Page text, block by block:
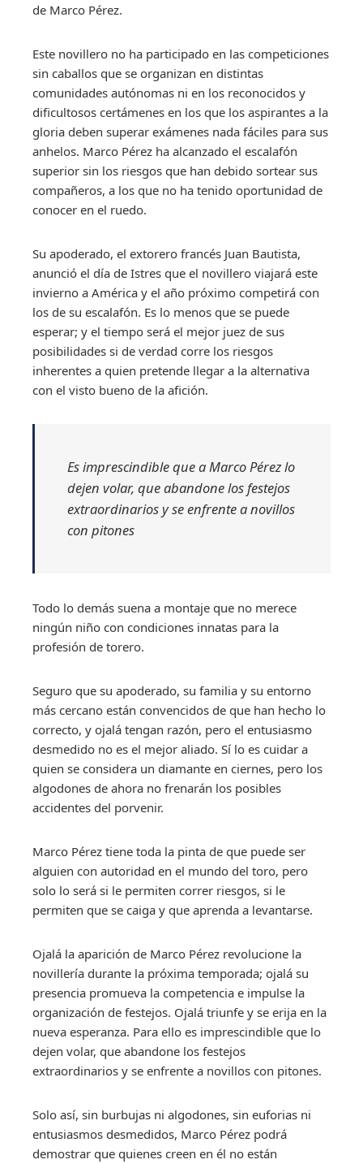
de Marco Pérez.
Este novillero no ha participado en las competiciones
sin caballos que se organizan en distintas
comunidades autónomas ni en los reconocidos y
dificultosos certámenes en los que los aspirantes a la
gloria deben superar exámenes nada fáciles para sus
anhelos. Marco Pérez ha alcanzado el escalafón
superior sin los riesgos que han debido sortear sus
compañeros, a los que no ha tenido oportunidad de
conocer en el ruedo.
Su apoderado, el extorero francés Juan Bautista,
anunció el día de Istres que el novillero viajará este
invierno a América y el año próximo competirá con
los de su escalafón. Es lo menos que se puede
esperar; y el tiempo será el mejor juez de sus
posibilidades si de verdad corre los riesgos
inherentes a quien pretende llegar a la alternativa
con el visto bueno de la afición.
Es imprescindible que a Marco Pérez lo
dejen volar, que abandone los festejos
extraordinarios y se enfrente a novillos
con pitones
Todo lo demás suena a montaje que no merece
ningún niño con condiciones innatas para la
profesión de torero.
Seguro que su apoderado, su familia y su entorno
más cercano están convencidos de que han hecho lo
correcto, y ojalá tengan razón, pero el entusiasmo
desmedido no es el mejor aliado. Sí lo es cuidar a
quien se considera un diamante en ciernes, pero los
algodones de ahora no frenarán los posibles
accidentes del porvenir.
Marco Pérez tiene toda la pinta de que puede ser
alguien con autoridad en el mundo del toro, pero
solo lo será si le permiten correr riesgos, si le
permiten que se caiga y que aprenda a levantarse.
Ojalá la aparición de Marco Pérez revolucione la
novillería durante la próxima temporada; ojalá su
presencia promueva la competencia e impulse la
organización de festejos. Ojalá triunfe y se erija en la
nueva esperanza. Para ello es imprescindible que lo
dejen volar, que abandone los festejos
extraordinarios y se enfrente a novillos con pitones.
Solo así, sin burbujas ni algodones, sin euforias ni
entusiasmos desmedidos, Marco Pérez podrá
demostrar que quienes creen en él no están